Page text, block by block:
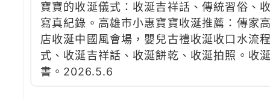
寶寶的收涎儀式：收涎吉祥話、傳統習俗、
寫真紀錄。高雄市小惠寶寶收涎推薦：傳家
店收涎中國風會場，嬰兒古禮收涎收口水流
式、收涎吉祥話、收涎餅乾、收涎拍照。收
書。2026.5.6